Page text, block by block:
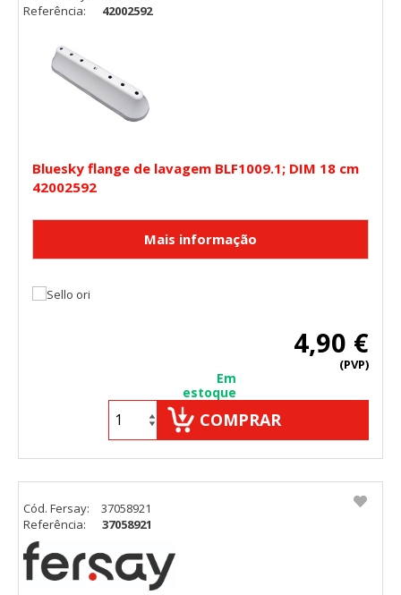
Bluesky flange de lavagem BLF1009.1; DIM 18 cm
42002592
4,90 €
(PVP)
Em
estoque
COMPRAR
Referência:
42002592
Cód. Fersay:
37058921
Referência:
37058921